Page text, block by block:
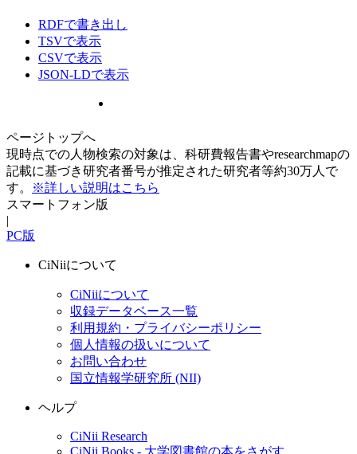
RDFで書き出し
TSVで表示
CSVで表示
JSON-LDで表示
ページトップへ
現時点での人物検索の対象は、科研費報告書やresearchmapの
記載に基づき研究者番号が推定された研究者等約30万人で
す。
※詳しい説明はこちら
スマートフォン版
|
PC版
CiNiiについて
CiNiiについて
収録データベース一覧
利用規約・プライバシーポリシー
個人情報の扱いについて
お問い合わせ
国立情報学研究所 (NII)
ヘルプ
CiNii Research